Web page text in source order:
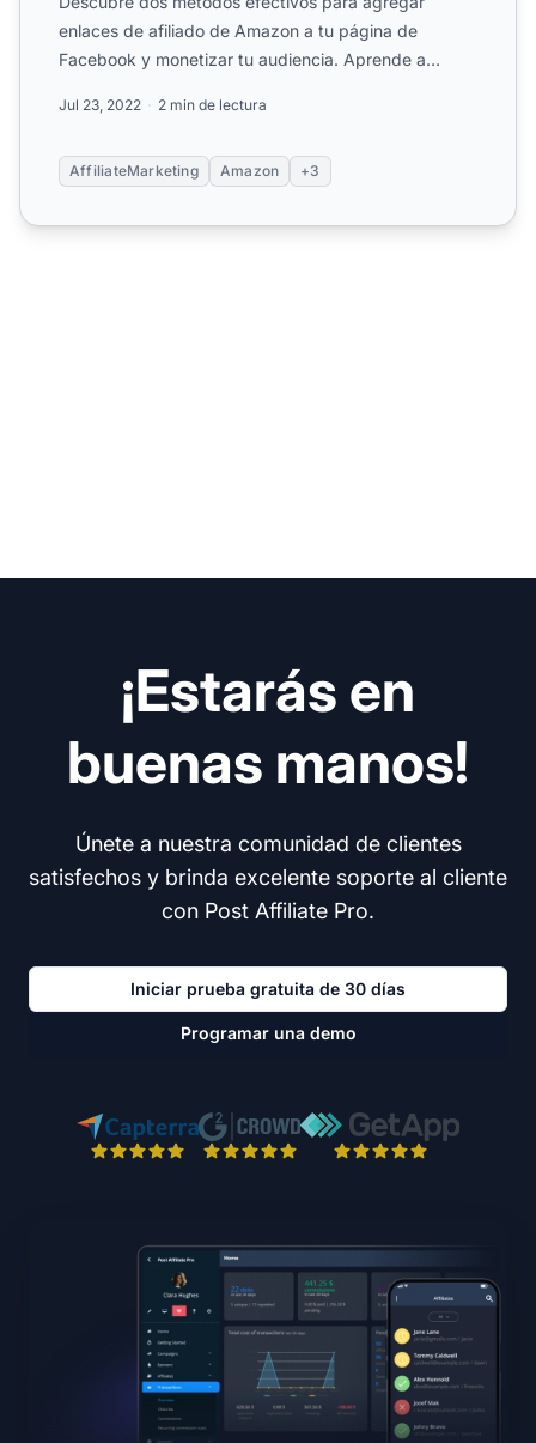
enlaces de afiliado de Amazon a tu página de
Facebook y monetizar tu audiencia. Aprende a
Jul 23, 2022 2 min de lectura
AffiliateMarketing Amazon +3
¡Estarás en
buenas manos!
Únete a nuestra comunidad de clientes
satisfechos y brinda excelente soporte al cliente
con Post Affiliate Pro.
Iniciar prueba gratuita de 30 días
Programar una demo